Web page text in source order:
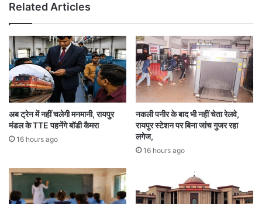
रु
के
लि
ए
च
ले
गी
स
र
ट्रे
?
Related Articles
अब ट्रेन में नहीं चलेगी मनमानी, रायपुर
मंडल के TTE पहनेंगे बॉडी कैमरा
16 hours ago
नकली पनीर के बाद भी नहीं चेता रेलवे,
रायपुर स्टेशन पर बिना जांच गुजर रहा
लगेज,
16 hours ago